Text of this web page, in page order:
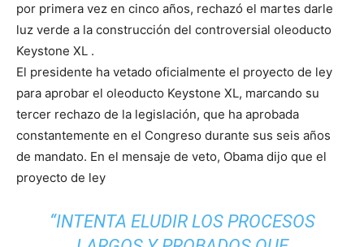
por primera vez en cinco años, rechazó el martes darle
luz verde a la construcción del controversial oleoducto
Keystone XL .
El presidente ha vetado oficialmente el proyecto de ley
para aprobar el oleoducto Keystone XL, marcando su
tercer rechazo de la legislación, que ha aprobada
constantemente en el Congreso durante sus seis años
de mandato. En el mensaje de veto, Obama dijo que el
proyecto de ley
“INTENTA ELUDIR LOS PROCESOS